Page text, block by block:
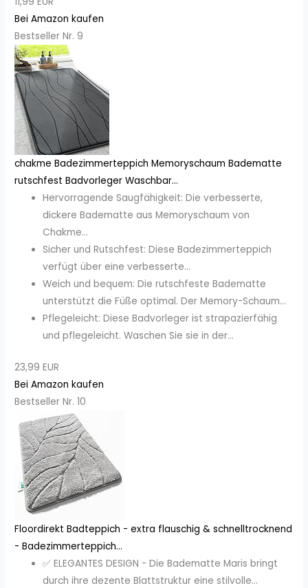
Bei Amazon kaufen
Bestseller Nr. 9
chakme Badezimmerteppich Memoryschaum Badematte
rutschfest Badvorleger Waschbar...
Hervorragende Saugfähigkeit: Die verbesserte,
dickere Badematte aus Memoryschaum von
Chakme...
Sicher und Rutschfest: Diese Badezimmerteppich
verfügt über eine verbesserte...
Weich und bequem: Die rutschfeste Badematte
unterstützt die Füße optimal. Der Memory-Schaum...
Pflegeleicht: Diese Badvorleger ist strapazierfähig
und pflegeleicht. Waschen Sie sie in der...
23,99 EUR
Bei Amazon kaufen
Bestseller Nr. 10
Floordirekt Badteppich - extra flauschig & schnelltrocknend
- Badezimmerteppich...
✅ ELEGANTES DESIGN - Die Badematte Maris bringt
durch ihre dezente Blattstruktur eine stilvolle...